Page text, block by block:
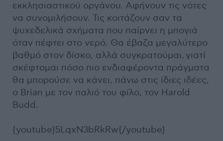
εκκλησιαστικού οργάνου. Αφήνουν τις νότες
να συνομιλήσουν. Τις κοιτάζουν σαν τα
ψυχεδελικά σχήματα που παίρνει η μπογιά
όταν πέφτει στο νερό. Θα έβαζα μεγαλύτερο
βαθμό στον δίσκο, αλλά συγκρατούμαι, γιατί
σκέφτομαι πόσο πιο ενδιαφέροντα πράγματα
θα μπορούσε να κάνει, πάνω στις ίδιες ιδέες,
ο Brian με τον παλιό του φίλο, τον Harold
Budd.
{youtube}5LqxN3bRkRw{/youtube}